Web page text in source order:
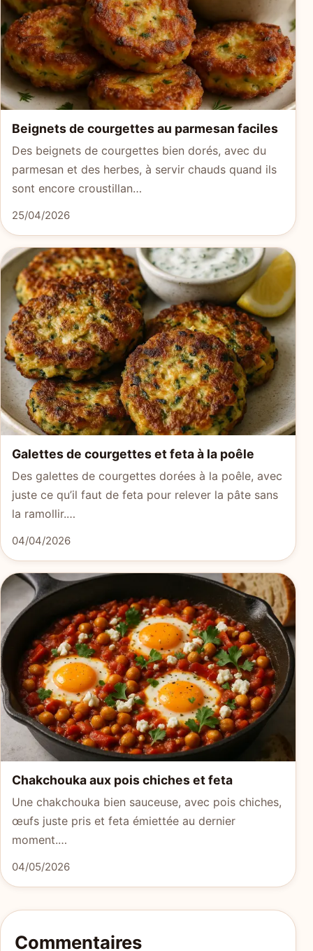
Beignets de courgettes au parmesan faciles
Des beignets de courgettes bien dorés, avec du
parmesan et des herbes, à servir chauds quand ils
sont encore croustillan…
25/04/2026
Galettes de courgettes et feta à la poêle
Des galettes de courgettes dorées à la poêle, avec
juste ce qu’il faut de feta pour relever la pâte sans
la ramollir.…
04/04/2026
Chakchouka aux pois chiches et feta
Une chakchouka bien sauceuse, avec pois chiches,
œufs juste pris et feta émiettée au dernier
moment.…
04/05/2026
Commentaires